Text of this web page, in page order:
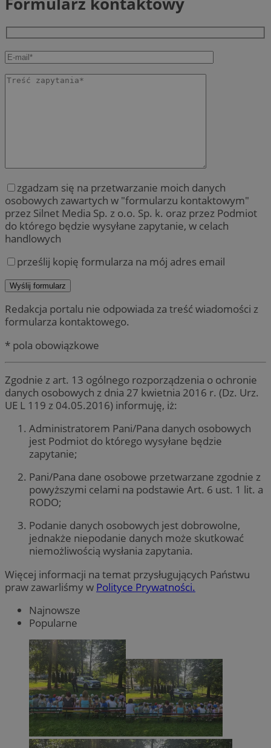
zgadzam się na przetwarzanie moich danych
osobowych zawartych w "formularzu kontaktowym"
przez Silnet Media Sp. z o.o. Sp. k. oraz przez Podmiot
do którego będzie wysyłane zapytanie, w celach
handlowych
prześlij kopię formularza na mój adres email
Redakcja portalu nie odpowiada za treść wiadomości z
formularza kontaktowego.
* pola obowiązkowe
Zgodnie z art. 13 ogólnego rozporządzenia o ochronie
danych osobowych z dnia 27 kwietnia 2016 r. (Dz. Urz.
UE L 119 z 04.05.2016) informuję, iż:
Administratorem Pani/Pana danych osobowych
jest Podmiot do którego wysyłane będzie
zapytanie;
Pani/Pana dane osobowe przetwarzane zgodnie z
powyższymi celami na podstawie Art. 6 ust. 1 lit. a
RODO;
Podanie danych osobowych jest dobrowolne,
jednakże niepodanie danych może skutkować
niemożliwością wysłania zapytania.
Więcej informacji na temat przysługujących Państwu
praw zawarliśmy w Polityce Prywatności.
Najnowsze
Popularne